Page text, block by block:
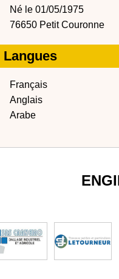
Né le 01/05/1975
76650 Petit Couronne
Langues
Français
Anglais
Arabe